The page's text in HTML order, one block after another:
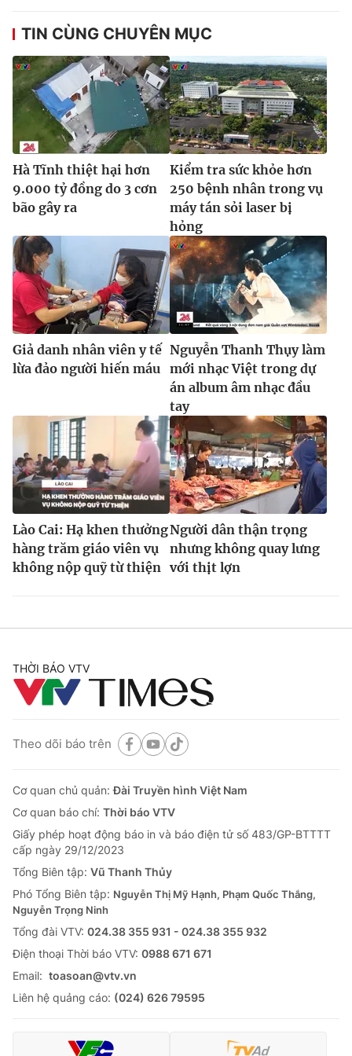
TIN CÙNG CHUYÊN MỤC
Hà Tĩnh thiệt hại hơn
9.000 tỷ đồng do 3 cơn
bão gây ra
Kiểm tra sức khỏe hơn
250 bệnh nhân trong vụ
máy tán sỏi laser bị
hỏng
Giả danh nhân viên y tế
lừa đảo người hiến máu
Nguyễn Thanh Thụy làm
mới nhạc Việt trong dự
án album âm nhạc đầu
tay
Lào Cai: Hạ khen thưởng
hàng trăm giáo viên vụ
không nộp quỹ từ thiện
Người dân thận trọng
nhưng không quay lưng
với thịt lợn
THỜI BÁO VTV
Theo dõi báo trên
Cơ quan chủ quản:Đài Truyền hình Việt Nam
Cơ quan báo chí: Thời báo VTV
Giấy phép hoạt động báo in và báo điện tử số 483/GP-BTTTT
cấp ngày 29/12/2023
Tổng Biên tập: Vũ Thanh Thủy
Phó Tổng Biên tập: Nguyễn Thị Mỹ Hạnh, Phạm Quốc Thắng,
Nguyễn Trọng Ninh
Tổng đài VTV: 024.38 355 931 - 024.38 355 932
Ðiện thoại Thời báo VTV: 0988 671 671
Email: toasoan@vtv.vn
Liên hệ quảng cáo: (024) 626 79595